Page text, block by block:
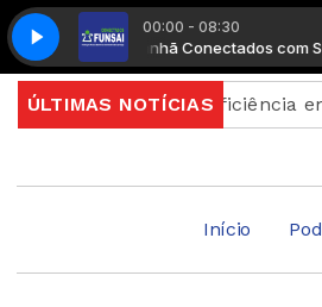
00:00 - 08:30
Manhã Conectados com Suplemento
ÚLTIMAS NOTÍCIAS
de proficiência em
Início